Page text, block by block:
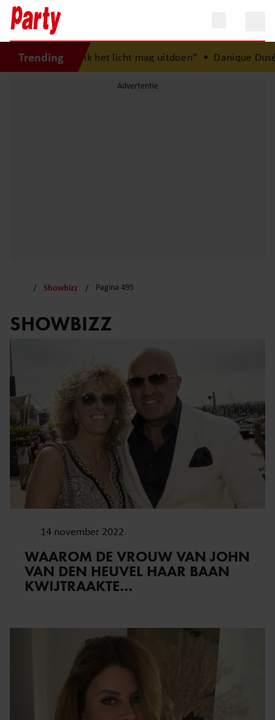
Trending
dat ik het licht mag uitdoen”•Danique Dusée op een
Showbizz Pagina 495
SHOWBIZZ
14 november 2022
WAAROM DE VROUW VAN JOHN
VAN DEN HEUVEL HAAR BAAN
KWIJTRAAKTE…